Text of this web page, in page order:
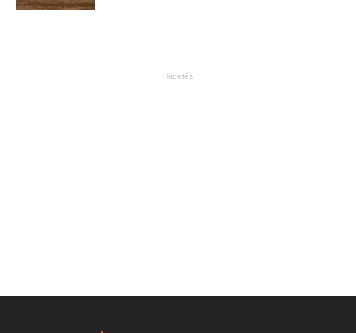
Hirdetés